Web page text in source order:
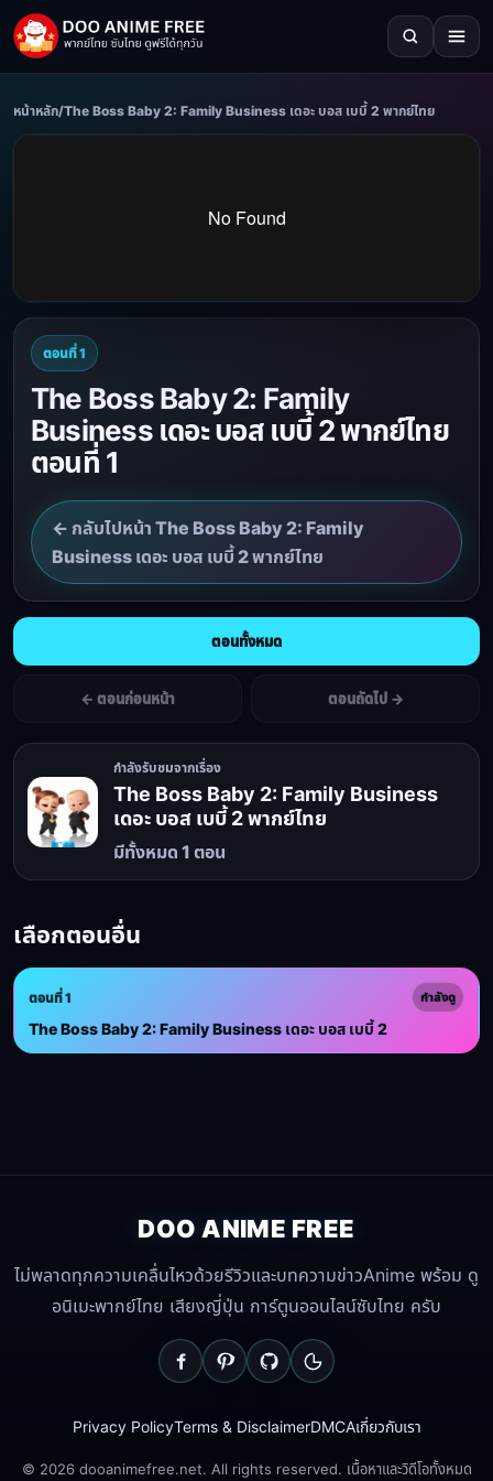
หน้าหลัก/The Boss Baby 2: Family Business เดอะ บอส เบบี้ 2 พากย์ไทย
ตอนที่ 1
The Boss Baby 2: Family
Business เดอะ บอส เบบี้ 2 พากย์ไทย
ตอนที่ 1
← กลับไปหน้า The Boss Baby 2: Family
Business เดอะ บอส เบบี้ 2 พากย์ไทย
← ตอนก่อนหน้า
ตอนทั้งหมด
ตอนถัดไป →
กำลังรับชมจากเรื่อง
The Boss Baby 2: Family Business
เดอะ บอส เบบี้ 2 พากย์ไทย
มีทั้งหมด 1 ตอน
เลือกตอนอื่น
ตอนที่ 1 กำลังดู
The Boss Baby 2: Family Business เดอะ บอส เบบี้ 2
DOO ANIME FREE
ไม่พลาดทุกความเคลื่นไหวด้วยรีวิวและบทความข่าวAnime พร้อม ดู
อนิเมะพากย์ไทย เสียงญี่ปุ่น การ์ตูนออนไลน์ซับไทย ครับ
Privacy PolicyTerms & DisclaimerDMCAเกี่ยวกับเรา
© 2026 dooanimefree.net. All rights reserved. เนื้อหาและวิดีโอทั้งหมด